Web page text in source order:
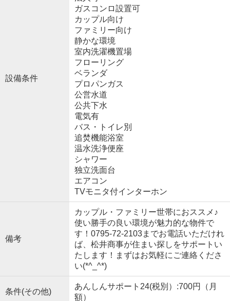
設備条件
ガスコンロ設置可
カップル向け
ファミリー向け
静かな環境
室内洗濯機置場
フローリング
ベランダ
プロパンガス
公営水道
公共下水
電気有
バス・トイレ別
追焚機能浴室
温水洗浄便座
シャワー
独立洗面台
エアコン
TVモニタ付インターホン
備考
カップル・ファミリー世帯におススメ♪
使い勝手の良い環境が魅力的な物件で
す！0795-72-2103までお電話いただけれ
ば、松井商事が住まい探しをサポートい
たします！まずはお気軽にご連絡くださ
い(*^_^*)
条件(その他)
あんしんサポート24(税別）:700円（月
額）